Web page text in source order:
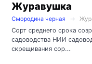
Журавушка
Смородина черная
Сорт среднего срока
садоводства НИИ
скрещивания сор...